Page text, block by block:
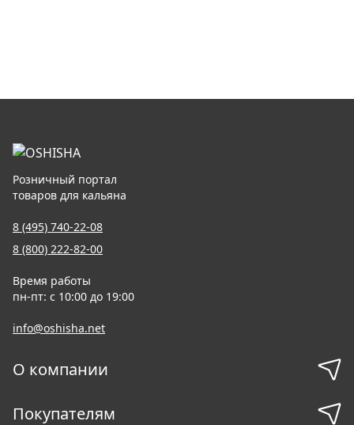
Розничный портал
товаров для кальяна
8 (495) 740-22-08
8 (800) 222-82-00
Время работы
пн-пт: с 10:00 до 19:00
info@oshisha.net
О компании
Покупателям